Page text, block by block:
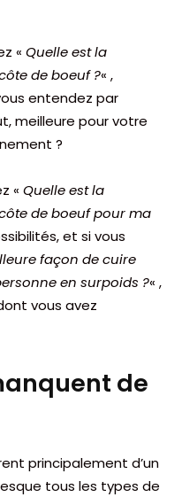
« Quelle est la
de boeuf ?« ,
entendez par
meilleure pour votre
?
« Quelle est la
de boeuf pour ma
et si vous
façon de cuire
en surpoids ?« ,
vous avez
de
principalement d’un
tous les types de